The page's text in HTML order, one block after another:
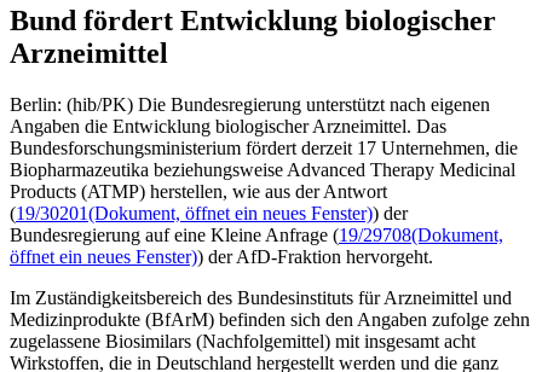
Bund fördert Entwicklung biologischer
Arzneimittel
Berlin: (hib/PK) Die Bundesregierung unterstützt nach eigenen
Angaben die Entwicklung biologischer Arzneimittel. Das
Bundesforschungsministerium fördert derzeit 17 Unternehmen, die
Biopharmazeutika beziehungsweise Advanced Therapy Medicinal
Products (ATMP) herstellen, wie aus der Antwort
(19/30201(Dokument, öffnet ein neues Fenster)) der
Bundesregierung auf eine Kleine Anfrage (19/29708(Dokument,
öffnet ein neues Fenster)) der AfD-Fraktion hervorgeht.
Im Zuständigkeitsbereich des Bundesinstituts für Arzneimittel und
Medizinprodukte (BfArM) befinden sich den Angaben zufolge zehn
zugelassene Biosimilars (Nachfolgemittel) mit insgesamt acht
Wirkstoffen, die in Deutschland hergestellt werden und die ganz